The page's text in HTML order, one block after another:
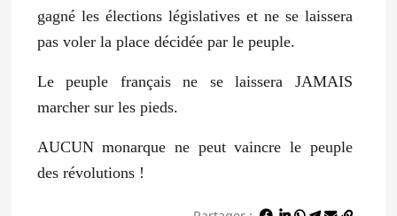
gagné les élections législatives et ne se laissera
pas voler la place décidée par le peuple.
Le peuple français ne se laissera JAMAIS
marcher sur les pieds.
AUCUN monarque ne peut vaincre le peuple
des révolutions !